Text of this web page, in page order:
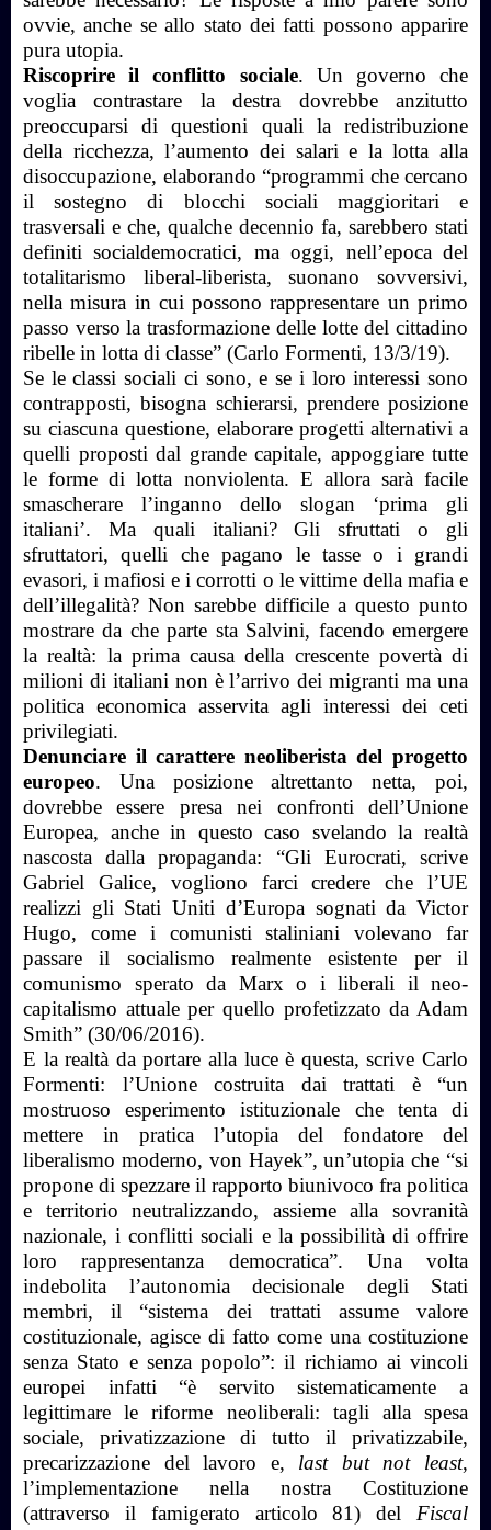
ovvie, anche se allo stato dei fatti possono apparire
pura utopia.
Riscoprire il conflitto sociale. Un governo che
voglia contrastare la destra dovrebbe anzitutto
preoccuparsi di questioni quali la redistribuzione
della ricchezza, l’aumento dei salari e la lotta alla
disoccupazione, elaborando “programmi che cercano
il sostegno di blocchi sociali maggioritari e
trasversali e che, qualche decennio fa, sarebbero stati
definiti socialdemocratici, ma oggi, nell’epoca del
totalitarismo liberal-liberista, suonano sovversivi,
nella misura in cui possono rappresentare un primo
passo verso la trasformazione delle lotte del cittadino
ribelle in lotta di classe” (Carlo Formenti, 13/3/19).
Se le classi sociali ci sono, e se i loro interessi sono
contrapposti, bisogna schierarsi, prendere posizione
su ciascuna questione, elaborare progetti alternativi a
quelli proposti dal grande capitale, appoggiare tutte
le forme di lotta nonviolenta. E allora sarà facile
smascherare l’inganno dello slogan ‘prima gli
italiani’. Ma quali italiani? Gli sfruttati o gli
sfruttatori, quelli che pagano le tasse o i grandi
evasori, i mafiosi e i corrotti o le vittime della mafia e
dell’illegalità? Non sarebbe difficile a questo punto
mostrare da che parte sta Salvini, facendo emergere
la realtà: la prima causa della crescente povertà di
milioni di italiani non è l’arrivo dei migranti ma una
politica economica asservita agli interessi dei ceti
privilegiati.
Denunciare il carattere neoliberista del progetto
europeo. Una posizione altrettanto netta, poi,
dovrebbe essere presa nei confronti dell’Unione
Europea, anche in questo caso svelando la realtà
nascosta dalla propaganda: “Gli Eurocrati, scrive
Gabriel Galice, vogliono farci credere che l’UE
realizzi gli Stati Uniti d’Europa sognati da Victor
Hugo, come i comunisti staliniani volevano far
passare il socialismo realmente esistente per il
comunismo sperato da Marx o i liberali il neo-
capitalismo attuale per quello profetizzato da Adam
Smith” (30/06/2016).
E la realtà da portare alla luce è questa, scrive Carlo
Formenti: l’Unione costruita dai trattati è “un
mostruoso esperimento istituzionale che tenta di
mettere in pratica l’utopia del fondatore del
liberalismo moderno, von Hayek”, un’utopia che “si
propone di spezzare il rapporto biunivoco fra politica
e territorio neutralizzando, assieme alla sovranità
nazionale, i conflitti sociali e la possibilità di offrire
loro rappresentanza democratica”. Una volta
indebolita l’autonomia decisionale degli Stati
membri, il “sistema dei trattati assume valore
costituzionale, agisce di fatto come una costituzione
senza Stato e senza popolo”: il richiamo ai vincoli
europei infatti “è servito sistematicamente a
legittimare le riforme neoliberali: tagli alla spesa
sociale, privatizzazione di tutto il privatizzabile,
precarizzazione del lavoro e, last but not least,
l’implementazione nella nostra Costituzione
(attraverso il famigerato articolo 81) del Fiscal